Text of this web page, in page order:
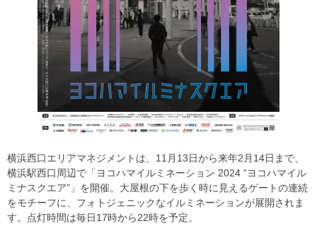
横浜西口エリアマネジメントは、11月13日から来年2月14日まで、
横浜駅西口周辺で「ヨコハマイルミネーション 2024 “ヨコハマイル
ミナスクエア”」を開催。大屋根の下を歩く時に見えるゲートの連続
をモチーフに、フォトジェニックなイルミネーションが展開されま
す。点灯時間は毎日17時から22時を予定。